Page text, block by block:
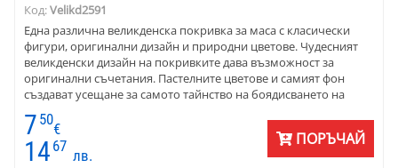
Код:Velikd2591
Една различна великденска покривка за маса с класически
фигури, оригинални дизайн и природни цветове. Чудесният
великденски дизайн на покривките дава възможност за
оригинални съчетания. Пастелните цветове и самият фон
създават усещане за самото тайнство на боядисването на
яйцата с природни багри. Покривките се предлагат в различни
форми и размери. Комбинират се чудесно с едноцветни
декоративни калъфки и салфетки за сервиране. Бъдете себе си
и подредете своя дом.
7 50
€
14 67
лв.
ПОРЪЧАЙ